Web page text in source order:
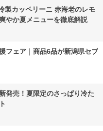
製カッペリーニ 赤海老のレモ
やか夏メニューを徹底解説
フェア｜商品6品が新潟県セブ
発売！夏限定のさっぱり冷た